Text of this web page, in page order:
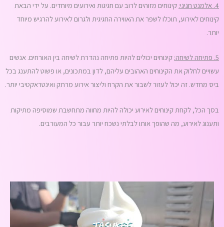
4. אלמנט חגיגי:
קינוחים מזוהים לרוב עם חגיגות ואירועים מיוחדים. על ידי הבאת
קינוחים לאירוע, תוכלו לשפר את האווירה החגיגית ולגרום לאירוע להרגיש מיוחד
יותר.
5. פתיחה לשיחה:
קינוחים יכולים להיות פתיחה נהדרת לשיחה בין האורחים. אנשים
עשויים לחלוק את הקינוחים האהובים עליהם, לדון במתכונים, או פשוט להתענג בכל
ביס מחדש. זה יכול לעזור לשבור את הקרח וליצור אירוע מרתק ואינטראקטיבי יותר.
בסך הכל, לקחת קינוחים לאירוע יכולה להיות מחווה מתחשבת שמוסיפה מתיקות
ותענוג לאירוע, מה שהופך אותו לבלתי נשכח יותר עבור כל המעורבים.